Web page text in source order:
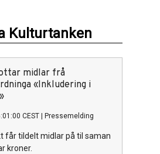
Kulturtanken
midlar frå
«Inkludering i
CEST Pressemelding
får tildelt midlar på til saman
kroner.